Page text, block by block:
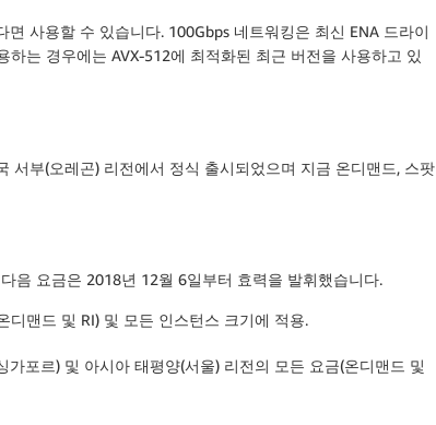
사용할 수 있습니다. 100Gbps 네트워킹은 최신 ENA 드라이
는 경우에는 AVX-512에 최적화된 최근 버전을 사용하고 있
서부(오레곤) 리전에서 정식 출시되었으며 지금 온디맨드, 스팟
음 요금은 2018년 12월 6일부터 효력을 발휘했습니다.
디맨드 및 RI) 및 모든 인스턴스 크기에 적용.
가포르) 및 아시아 태평양(서울) 리전의 모든 요금(온디맨드 및